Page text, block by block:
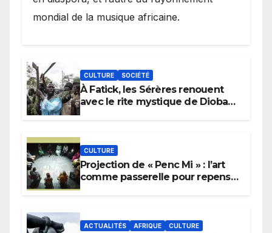
mondial de la musique africaine.
CULTURE SOCIÉTÉ
À Fatick, les Sérères renouent
avec le rite mystique de Diobaye
CULTURE
Projection de « Penc Mi » : l’art
comme passerelle pour repenser
ACTUALITÉS AFRIQUE CULTURE